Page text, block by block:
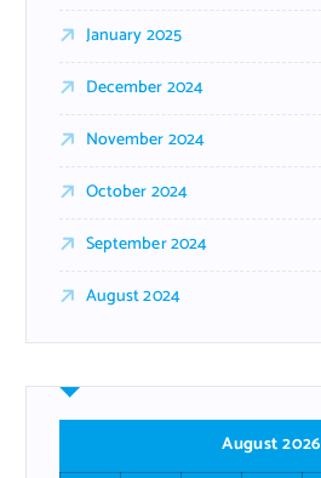
January 2025
December 2024
November 2024
October 2024
September 2024
August 2024
August 2026